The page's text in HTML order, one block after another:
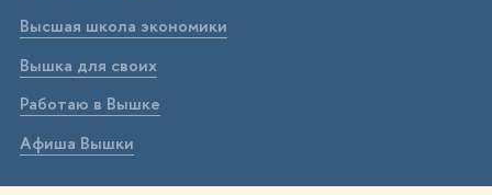
Высшая школа экономики
Вышка для своих
Работаю в Вышке
Афиша Вышки